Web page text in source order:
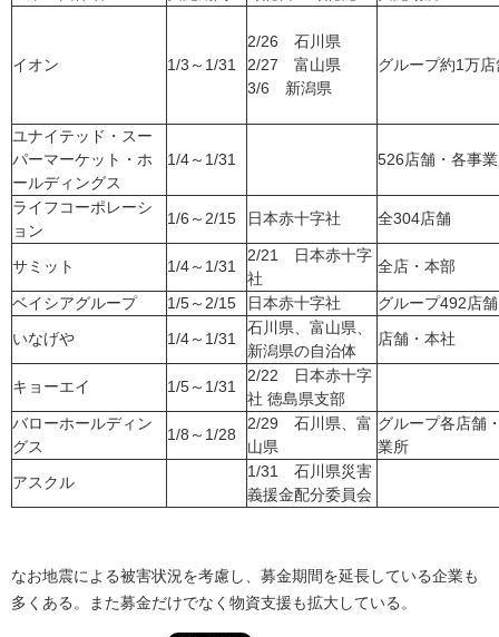
イオン 1/3～1/31
2/26 石川県
2/27 富山県
3/6 新潟県
グループ約1万店
ユナイテッド・スー
パーマーケット・ホ
ールディングス
1/4～1/31 526店舗・各事
ライフコーポレーシ
ョン
1/6～2/15 日本赤十字社 全304店舗
サミット 1/4～1/31
2/21 日本赤十字
社
全店・本部
ベイシアグループ 1/5～2/15 日本赤十字社
グループ492店舗
いなげや
1/4～1/31
石川県、富山県、
新潟県の自治体
店舗・本社
キョーエイ 1/5～1/31
2/22 日本赤十字
社 徳島県支部
バローホールディン
グス
1/8～1/28
2/29 石川県、富
山県
グループ各店舗
業所
アスクル
1/31 石川県災害
義援金配分委員会
なお地震による被害状況を考慮し、募金期間を延長している企業も
多くある。また募金だけでなく物資支援も拡大している。